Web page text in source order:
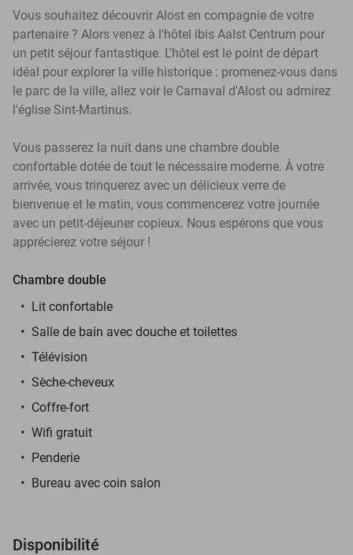
Vous souhaitez découvrir Alost en compagnie de votre
partenaire ? Alors venez à l'hôtel ibis Aalst Centrum pour
un petit séjour fantastique. L'hôtel est le point de départ
idéal pour explorer la ville historique : promenez-vous dans
le parc de la ville, allez voir le Carnaval d'Alost ou admirez
l'église Sint-Martinus.
Vous passerez la nuit dans une chambre double
confortable dotée de tout le nécessaire moderne. À votre
arrivée, vous trinquerez avec un délicieux verre de
bienvenue et le matin, vous commencerez votre journée
avec un petit-déjeuner copieux. Nous espérons que vous
apprécierez votre séjour !
Chambre double
Lit confortable
Salle de bain avec douche et toilettes
Télévision
Sèche-cheveux
Coffre-fort
Wifi gratuit
Penderie
Bureau avec coin salon
Disponibilité